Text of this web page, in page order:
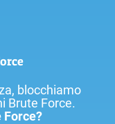
blocchiamo
Brute Force.
Force?